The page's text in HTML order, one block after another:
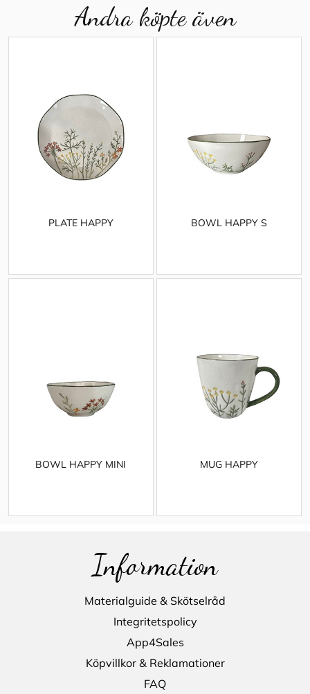
Andra köpte även
PLATE HAPPY BOWL HAPPY S
BOWL HAPPY MINI MUG HAPPY
Information
Materialguide & Skötselråd
Integritetspolicy
App4Sales
Köpvillkor & Reklamationer
FAQ